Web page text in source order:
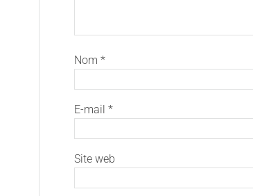
Nom *
E-mail *
Site web